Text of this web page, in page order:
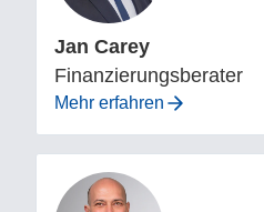
Jan Carey
Finanzierungsberater
Mehr erfahren